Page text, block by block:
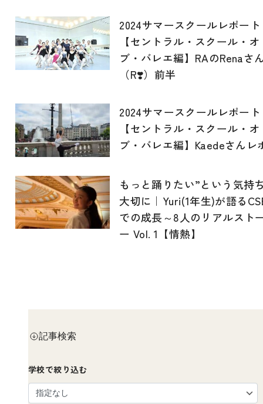
2024サマースクールレポート
【セントラル・スクール・オ
ブ・バレエ編】RAのRenaさ
（R❣️）前半
2024サマースクールレポート
【セントラル・スクール・オ
ブ・バレエ編】Kaedeさんレ
もっと踊りたい”という気持
大切に｜Yuri(1年生)が語る
での成長～8人のリアルスト
ー Vol. 1【情熱】
記事検索
学校で絞り込む